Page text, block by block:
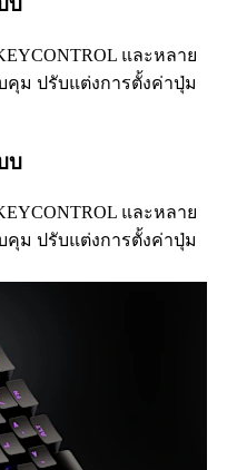
และหลาย
ม ปรับแต่งการตั้งค่าปุ่ม
บ
และหลาย
ม ปรับแต่งการตั้งค่าปุ่ม